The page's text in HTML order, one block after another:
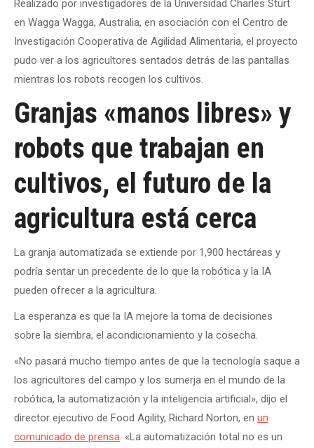
Realizado por investigadores de la Universidad Charles Sturt
en Wagga Wagga, Australia, en asociación con el Centro de
Investigación Cooperativa de Agilidad Alimentaria, el proyecto
pudo ver a los agricultores sentados detrás de las pantallas
mientras los robots recogen los cultivos.
Granjas «manos libres» y
robots que trabajan en
cultivos, el futuro de la
agricultura está cerca
La granja automatizada se extiende por 1,900 hectáreas y
podría sentar un precedente de lo que la robótica y la IA
pueden ofrecer a la agricultura.
La esperanza es que la IA mejore la toma de decisiones
sobre la siembra, el acondicionamiento y la cosecha.
«No pasará mucho tiempo antes de que la tecnología saque a
los agricultores del campo y los sumerja en el mundo de la
robótica, la automatización y la inteligencia artificial», dijo el
director ejecutivo de Food Agility, Richard Norton, en un
comunicado de prensa. «La automatización total no es un